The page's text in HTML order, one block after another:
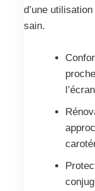
d’une
sain.